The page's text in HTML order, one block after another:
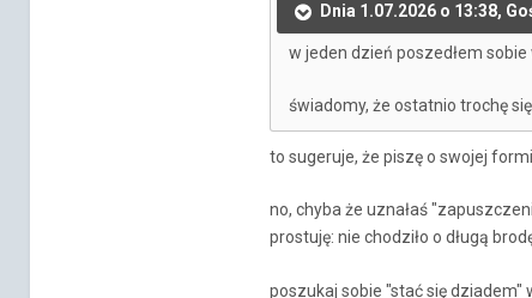
Dnia 1.07.2026 o 13:38,
w jeden dzień poszedłem sobie
świadomy, że ostatnio trochę
to sugeruje, że piszę o swojej
no, chyba że uznałaś
prostuję: nie chodziło o długą
poszukaj sobie "stać się